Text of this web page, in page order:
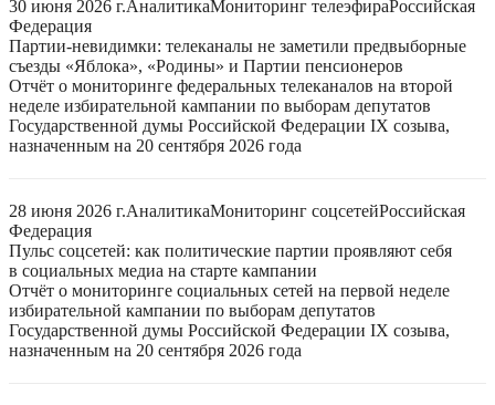
30 июня 2026 г.АналитикаМониторинг телеэфираРоссийская
Федерация
Партии-невидимки: телеканалы не заметили предвыборные
съезды «Яблока», «Родины» и Партии пенсионеров
Отчёт о мониторинге федеральных телеканалов на второй
неделе избирательной кампании по выборам депутатов
Государственной думы Российской Федерации IX созыва,
назначенным на 20 сентября 2026 года
28 июня 2026 г.АналитикаМониторинг соцсетейРоссийская
Федерация
Пульс соцсетей: как политические партии проявляют себя
в социальных медиа на старте кампании
Отчёт о мониторинге социальных сетей на первой неделе
избирательной кампании по выборам депутатов
Государственной думы Российской Федерации IX созыва,
назначенным на 20 сентября 2026 года